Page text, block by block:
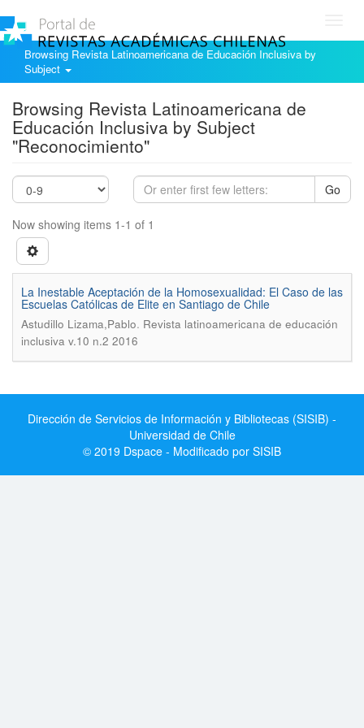
Browsing Revista Latinoamericana de Educación Inclusiva by
Subject
Browsing Revista Latinoamericana de
Educación Inclusiva by Subject
"Reconocimiento"
Go
Now showing items 1-1 of 1
La Inestable Aceptación de la Homosexualidad: El Caso de las
Escuelas Católicas de Elite en Santiago de Chile
Astudillo Lizama,Pablo. Revista latinoamericana de educación
inclusiva v.10 n.2 2016
Dirección de Servicios de Información y Bibliotecas (SISIB) -
Universidad de Chile
© 2019 Dspace - Modificado por SISIB